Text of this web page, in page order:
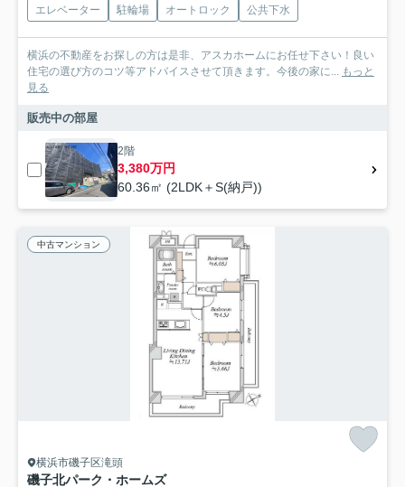
エレベーター 駐輪場 オートロック 公共下水
横浜の不動産をお探しの方は是非、アスカホームにお任せ下さい！良い
住宅の選び方のコツ等アドバイスさせて頂きます。今後の家に... もっと
見る
販売中の部屋
2階
3,380万円
60.36㎡ (2LDK＋S(納戸))
中古マンション
横浜市磯子区滝頭
磯子北パーク・ホームズ